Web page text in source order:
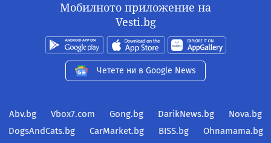
Мобилното приложение на
Vesti.bg
Четете ни в Google News
Abv.bg Vbox7.com Gong.bg DarikNews.bg
Nova.bg
DogsAndCats.bg
CarMarket.bg BISS.bg
Ohnamama.bg